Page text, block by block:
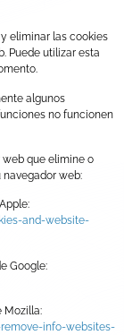
eliminar las cookies
Puede utilizar esta
algunos
no funcionen
web que elimine o
web:
and-website-
Google:
Mozilla:
info-websites-